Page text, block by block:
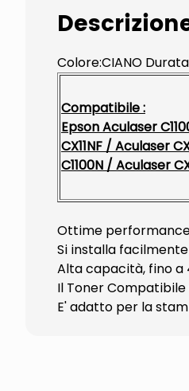
Colore:CIANO
Compatibile :
Epson Aculaser
CX11NF / Aculaser
C1100N / Aculaser
Ottime performance
Si installa
Alta capacità, fino a
Il Toner Compatibile
E' adatto per la